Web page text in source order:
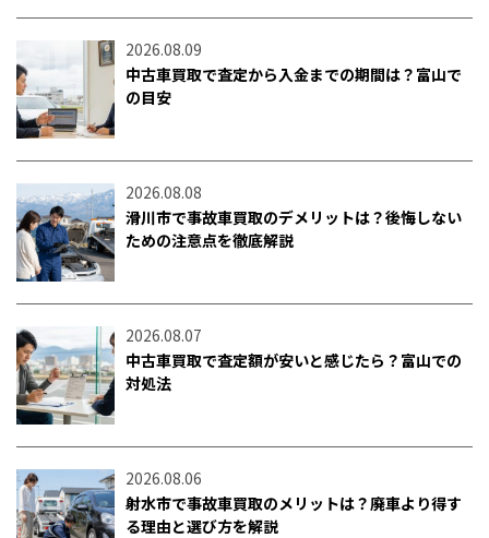
2026.08.09
中古車買取で査定から入金までの期間は？富山で
の目安
2026.08.08
滑川市で事故車買取のデメリットは？後悔しない
ための注意点を徹底解説
2026.08.07
中古車買取で査定額が安いと感じたら？富山での
対処法
2026.08.06
射水市で事故車買取のメリットは？廃車より得す
る理由と選び方を解説